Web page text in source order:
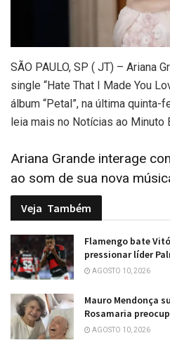
SÃO PAULO, SP ( JT) – Ariana
single “Hate That I Made You
álbum “Petal”, na última quinta-
leia mais no Notícias ao Minuto
Ariana Grande interage
ao som de sua nova
Veja Também
Flamengo bate
pressionar líder
AGOSTO 10, 2026
Mauro Mendonça
Rosamaria
AGOSTO 10, 2026